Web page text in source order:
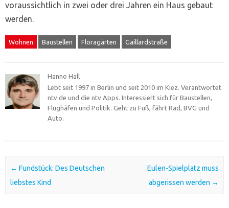
voraussichtlich in zwei oder drei Jahren ein Haus gebaut
werden.
Wohnen Baustellen Floragärten Gaillardstraße
Hanno Hall
Lebt seit 1997 in Berlin und seit 2010 im Kiez. Verantwortet
ntv.de und die ntv Apps. Interessiert sich für Baustellen,
Flughäfen und Politik. Geht zu Fuß, fährt Rad, BVG und
Auto.
Post navigation
← Fundstück: Des Deutschen
liebstes Kind
Eulen-Spielplatz muss
abgerissen werden →